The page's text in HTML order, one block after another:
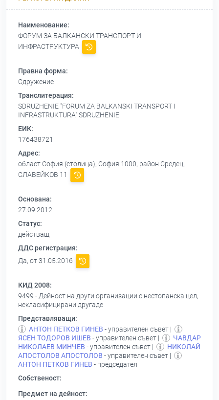
Наименование:
ФОРУМ ЗА БАЛКАНСКИ ТРАНСПОРТ И
ИНФРАСТРУКТУРА
Правна форма:
Сдружение
Транслитерация:
SDRUZHENIE "FORUM ZA BALKANSKI TRANSPORT I
INFRASTRUKTURA" SDRUZHENIE
ЕИК:
176438721
Адрес:
област София (столица), София 1000, район Средец,
СЛАВЕЙКОВ 11
Основана:
27.09.2012
Статус:
действащ
ДДС регистрация:
Да, от 31.05.2016
КИД 2008:
9499 - Дейност на други организации с нестопанска цел,
некласифицирани другаде
Представляващи:
АНТОН ПЕТКОВ ГИНЕВ - управителен съвет |
ЯСЕН ТОДОРОВ ИШЕВ - управителен съвет |
ЧАВДАР
НИКОЛАЕВ МИНЧЕВ - управителен съвет |
НИКОЛАЙ
АПОСТОЛОВ АПОСТОЛОВ - управителен съвет |
АНТОН ПЕТКОВ ГИНЕВ - председател
Собственост:
Предмет на дейност: